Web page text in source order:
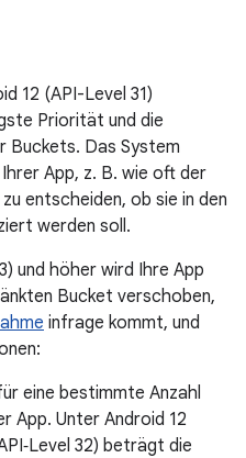
12 (API-Level 31)
Priorität und die
Buckets. Das System
App, z. B. wie oft der
entscheiden, ob sie in den
werden soll.
und höher wird Ihre App
Bucket verschoben,
infrage kommt, und
eine bestimmte Anzahl
App. Unter Android 12
32) beträgt die